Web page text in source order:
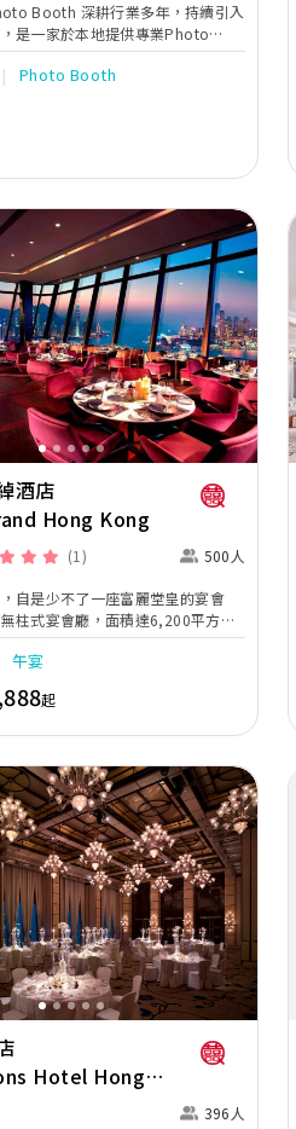
Booth 深耕行業多年，持續引入
是一家於本地提供專業Photo
我們相信，我們提供不單是攝影
使用者交流及歡笑的平台。 度身訂
Photo Booth
Next
酒店
Hong Kong
(1) 500人
自是少不了一座富麗堂皇的宴會
柱式宴會廳，面積達6,200平方
顯無比氣派。宴會廳備有特別燈光
機及內置式投影螢幕，設計可容納
，或舉行500位賓客的晚宴，亦可
會空間，迎合不同需要。從酒店大
面積為2,099平方呎，是一個舉行
午宴
起
Next
Hotel Hong
396人